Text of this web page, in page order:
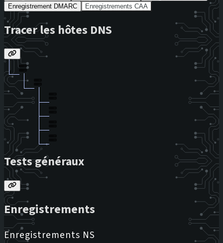
Enregistrement DMARC
Enregistrements CAA
Tracer les hôtes DNS
Tests généraux
Enregistrements
Enregistrements NS